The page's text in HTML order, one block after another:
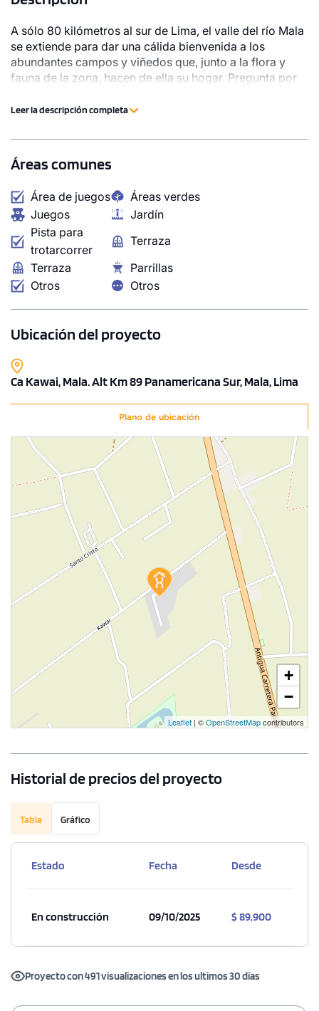
A sólo 80 kilómetros al sur de Lima, el valle del río Mala
se extiende para dar una cálida bienvenida a los
abundantes campos y viñedos que, junto a la flora y
fauna de la zona, hacen de ella su hogar. Pregunta por
Leer la descripción completa
Áreas comunes
Área de juegos
Áreas verdes
Juegos
Jardín
Pista para
trotarcorrer
Terraza
Terraza
Parrillas
Otros
Otros
Ubicación del proyecto
Ca Kawai, Mala. Alt Km 89 Panamericana Sur, Mala, Lima
Plano de ubicación
+
−
Leaflet | ©OpenStreetMapcontributors
Historial de precios del proyecto
Tabla Gráfico
Estado Fecha Desde
En construcción 09/10/2025 $ 89,900
Proyecto con 491 visualizaciones en los ultimos 30 días